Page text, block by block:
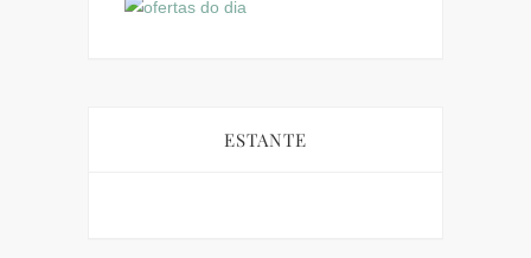
ESTANTE